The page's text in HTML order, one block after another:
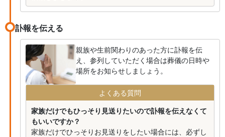
訃報を伝える
親族や生前関わりのあった方に訃報を伝
え、参列していただく場合は葬儀の日時や
場所をお知らせしましょう。
よくある質問
家族だけでもひっそり見送りたいので訃報を伝えなくて
もいいですか？
家族だけでひっそりお見送りをしたい場合には、必ずし